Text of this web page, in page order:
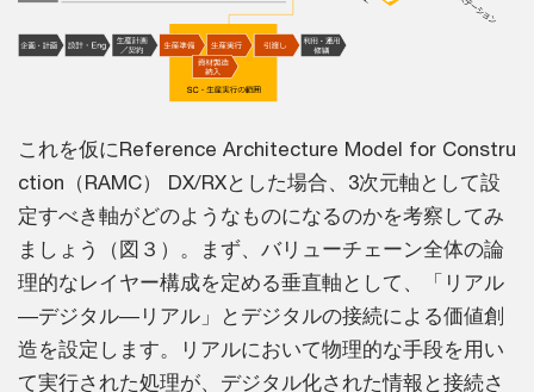
これを仮にReference Architecture Model for Constru
ction（RAMC） DX/RXとした場合、3次元軸として設
定すべき軸がどのようなものになるのかを考察してみ
ましょう（図３）。まず、バリューチェーン全体の論
理的なレイヤー構成を定める垂直軸として、「リアル
―デジタル―リアル」とデジタルの接続による価値創
造を設定します。リアルにおいて物理的な手段を用い
て実行された処理が、デジタル化された情報と接続さ